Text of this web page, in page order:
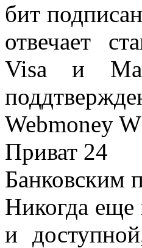
бит
отвечает
Visa и
Webmoney
Приват 24
Банковским
Никогда еще
и